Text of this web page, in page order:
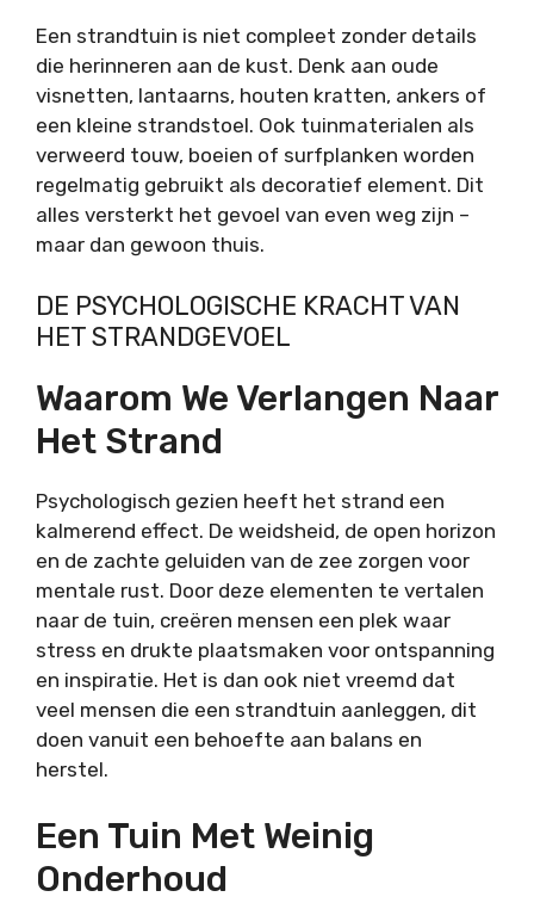
Een strandtuin is niet compleet zonder details
die herinneren aan de kust. Denk aan oude
visnetten, lantaarns, houten kratten, ankers of
een kleine strandstoel. Ook tuinmaterialen als
verweerd touw, boeien of surfplanken worden
regelmatig gebruikt als decoratief element. Dit
alles versterkt het gevoel van even weg zijn –
maar dan gewoon thuis.
DE PSYCHOLOGISCHE KRACHT VAN
HET STRANDGEVOEL
Waarom We Verlangen Naar
Het Strand
Psychologisch gezien heeft het strand een
kalmerend effect. De weidsheid, de open horizon
en de zachte geluiden van de zee zorgen voor
mentale rust. Door deze elementen te vertalen
naar de tuin, creëren mensen een plek waar
stress en drukte plaatsmaken voor ontspanning
en inspiratie. Het is dan ook niet vreemd dat
veel mensen die een strandtuin aanleggen, dit
doen vanuit een behoefte aan balans en
herstel.
Een Tuin Met Weinig
Onderhoud